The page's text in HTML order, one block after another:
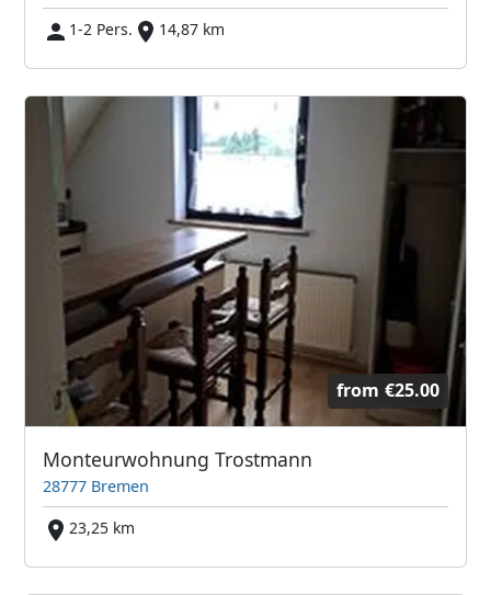
1-2 Pers.
14,87 km
from €25.00
Monteurwohnung Trostmann
28777 Bremen
23,25 km